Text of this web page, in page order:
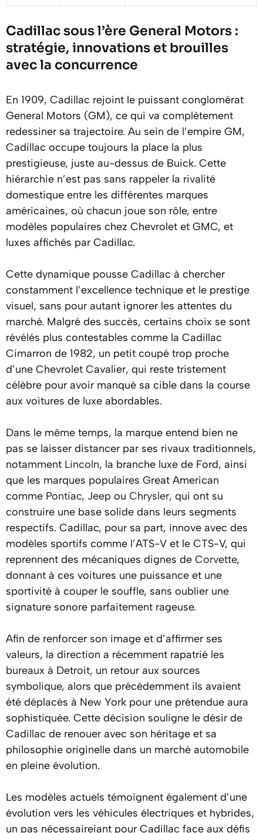
Cadillac sous l’ère General Motors :
stratégie, innovations et brouilles
avec la concurrence
En 1909, Cadillac rejoint le puissant conglomérat
General Motors (GM), ce qui va complètement
redessiner sa trajectoire. Au sein de l’empire GM,
Cadillac occupe toujours la place la plus
prestigieuse, juste au-dessus de Buick. Cette
hiérarchie n’est pas sans rappeler la rivalité
domestique entre les différentes marques
américaines, où chacun joue son rôle, entre
modèles populaires chez Chevrolet et GMC, et
luxes affichés par Cadillac.
Cette dynamique pousse Cadillac à chercher
constamment l’excellence technique et le prestige
visuel, sans pour autant ignorer les attentes du
marché. Malgré des succès, certains choix se sont
révélés plus contestables comme la Cadillac
Cimarron de 1982, un petit coupé trop proche
d’une Chevrolet Cavalier, qui reste tristement
célèbre pour avoir manqué sa cible dans la course
aux voitures de luxe abordables.
Dans le même temps, la marque entend bien ne
pas se laisser distancer par ses rivaux traditionnels,
notamment Lincoln, la branche luxe de Ford, ainsi
que les marques populaires Great American
comme Pontiac, Jeep ou Chrysler, qui ont su
construire une base solide dans leurs segments
respectifs. Cadillac, pour sa part, innove avec des
modèles sportifs comme l’ATS-V et le CTS-V, qui
reprennent des mécaniques dignes de Corvette,
donnant à ces voitures une puissance et une
sportivité à couper le souffle, sans oublier une
signature sonore parfaitement rageuse.
Afin de renforcer son image et d’affirmer ses
valeurs, la direction a récemment rapatrié les
bureaux à Detroit, un retour aux sources
symbolique, alors que précédemment ils avaient
été déplacés à New York pour une prétendue aura
sophistiquée. Cette décision souligne le désir de
Cadillac de renouer avec son héritage et sa
philosophie originelle dans un marché automobile
en pleine évolution.
Les modèles actuels témoignent également d’une
évolution vers les véhicules électriques et hybrides,
un pas nécessaireiant pour Cadillac face aux défis